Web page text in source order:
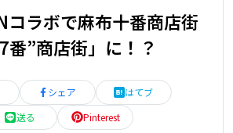
コラボで麻布十番商店街
番”商店街」に！？
シェア
はてブ
送る
Pinterest